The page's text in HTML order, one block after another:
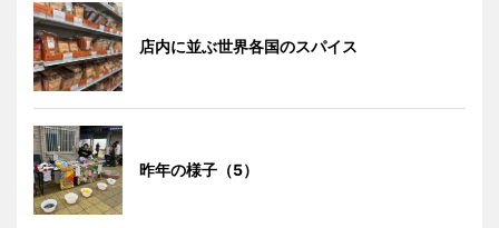
店内に並ぶ世界各国のスパイス
昨年の様子（5）